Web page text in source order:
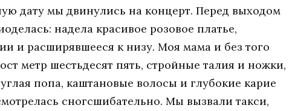
дату мы двинулись на концерт. Перед выходом
надела красивое розовое платье,
и расширявшееся к низу. Моя мама и без того
метр шестьдесят пять, стройные талия и ножки,
попа, каштановые волосы и глубокие карие
сногсшибательно. Мы вызвали такси,